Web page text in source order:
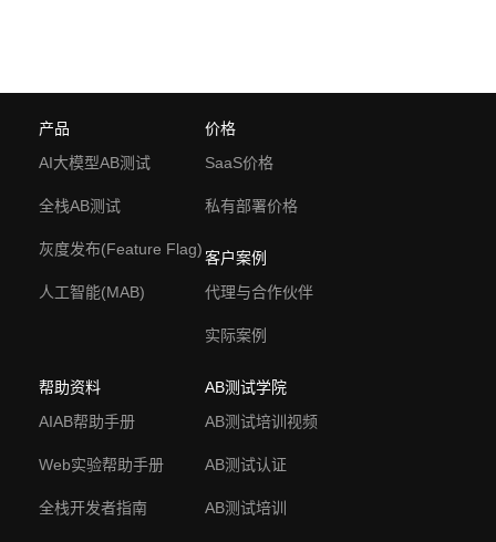
产品
AI大模型AB测试
全栈AB测试
灰度发布(Feature Flag)
人工智能(MAB)
价格
SaaS价格
私有部署价格
客户案例
代理与合作伙伴
实际案例
帮助资料
AIAB帮助手册
Web实验帮助手册
全栈开发者指南
AB测试学院
AB测试培训视频
AB测试认证
AB测试培训